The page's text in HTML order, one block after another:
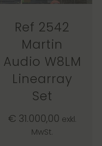
Ref 2542
Martin
Audio W8LM
Linearray
Set
€ 31.000,00 exkl.
MwSt.